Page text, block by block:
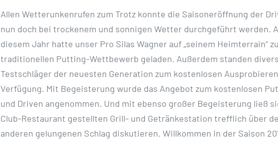
Allen Wetterunkenrufen zum Trotz konnte die Saisoneröffnung der
nun doch bei trockenem und sonnigen Wetter durchgeführt werden.
diesem Jahr hatte unser Pro Silas Wagner auf „seinem Heimterrain“
traditionellen Putting-Wettbewerb geladen. Außerdem standen
Testschläger der neuesten Generation zum kostenlosen
Verfügung. Mit Begeisterung wurde das Angebot zum kostenlosen
und Driven angenommen. Und mit ebenso großer Begeisterung ließ
Club-Restaurant gestellten Grill- und Getränkestation trefflich über
anderen gelungenen Schlag diskutieren. Willkommen in der Saison